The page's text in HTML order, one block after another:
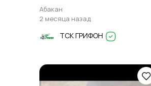
Абакан
2 месяца назад
ТСК ГРИФОН